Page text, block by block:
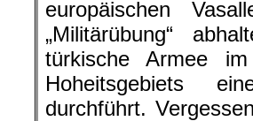
europäischen
„Militärübung“
türkische Armee
Hoheitsgebiets
durchführt.